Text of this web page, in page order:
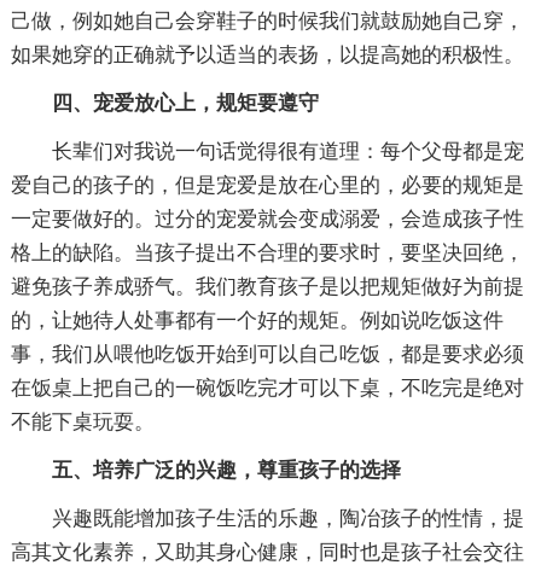
己做，例如她自己会穿鞋子的时候我们就鼓励她自己穿，
如果她穿的正确就予以适当的表扬，以提高她的积极性。
四、宠爱放心上，规矩要遵守
长辈们对我说一句话觉得很有道理：每个父母都是宠
爱自己的孩子的，但是宠爱是放在心里的，必要的规矩是
一定要做好的。过分的宠爱就会变成溺爱，会造成孩子性
格上的缺陷。当孩子提出不合理的要求时，要坚决回绝，
避免孩子养成骄气。我们教育孩子是以把规矩做好为前提
的，让她待人处事都有一个好的规矩。例如说吃饭这件
事，我们从喂他吃饭开始到可以自己吃饭，都是要求必须
在饭桌上把自己的一碗饭吃完才可以下桌，不吃完是绝对
不能下桌玩耍。
五、培养广泛的兴趣，尊重孩子的选择
兴趣既能增加孩子生活的乐趣，陶冶孩子的性情，提
高其文化素养，又助其身心健康，同时也是孩子社会交往